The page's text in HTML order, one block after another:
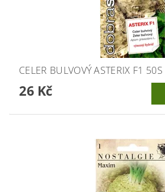
CELER BULVOVÝ ASTERIX F1
26 Kč